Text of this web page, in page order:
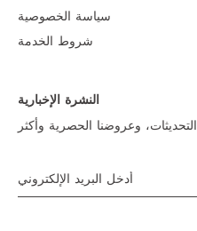
سياسة الخصوصية
شروط الخدمة
النشرة الإخبارية